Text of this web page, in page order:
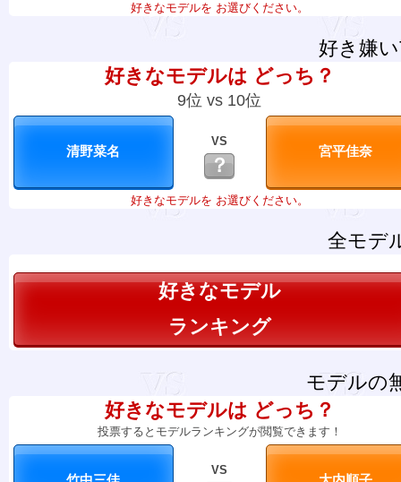
好きなモデルを お選びください。
好き嫌
好きなモデルは どっち？
9位 vs 10位
VS
？
好きなモデルを お選びください。
全モデ
好きなモデル
ランキング
モデルの
好きなモデルは どっち？
投票するとモデルランキングが閲覧できます！
VS